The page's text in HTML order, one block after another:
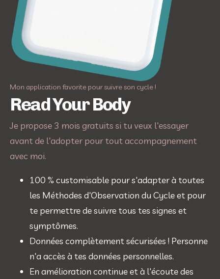
Mon application favorite pour suivre son cycle !
Read Your Body
‍Je propose 3 mois gratuits si tu veux l'essayer
avant de l'adopter pour tout accompagnement
avec moi.
100 % customisable pour s'adapter à toutes
les Méthodes d'Observation du Cycle et pour
te permettre de suivre tous tes signes et
symptômes.
Données complètement sécurisées ! Personne
n'a accès à tes données personnelles.
En amélioration continue et à l'écoute des